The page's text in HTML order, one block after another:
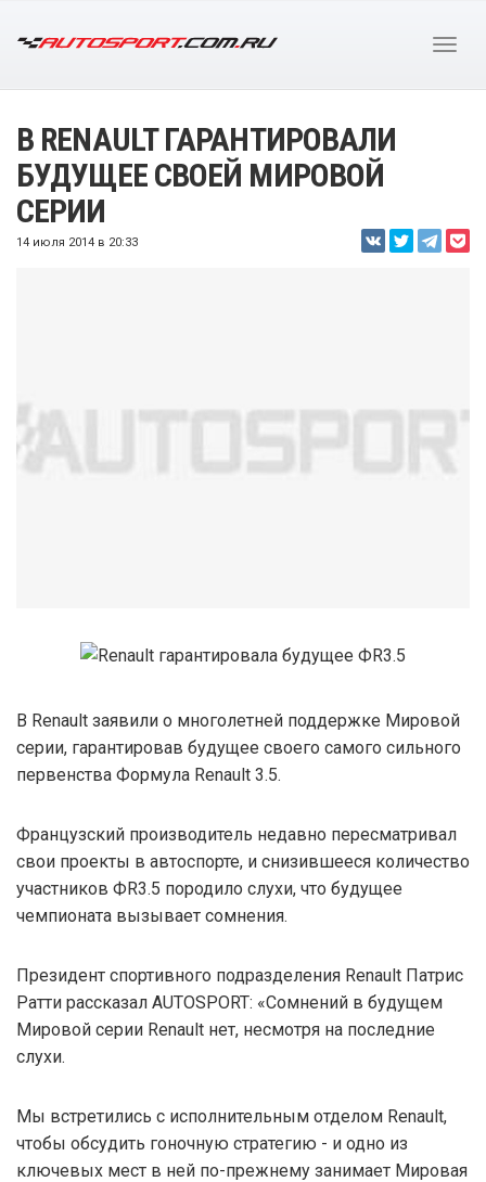
В RENAULT ГАРАНТИРОВАЛИ
БУДУЩЕЕ СВОЕЙ МИРОВОЙ
СЕРИИ
14 июля 2014 в 20:33
В Renault заявили о многолетней поддержке Мировой
серии, гарантировав будущее своего самого сильного
первенства Формула Renault 3.5.
Французский производитель недавно пересматривал
свои проекты в автоспорте, и снизившееся количество
участников ФR3.5 породило слухи, что будущее
чемпионата вызывает сомнения.
Президент спортивного подразделения Renault Патрис
Ратти рассказал AUTOSPORT: «Сомнений в будущем
Мировой серии Renault нет, несмотря на последние
слухи.
Мы встретились с исполнительным отделом Renault,
чтобы обсудить гоночную стратегию - и одно из
ключевых мест в ней по-прежнему занимает Мировая